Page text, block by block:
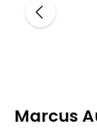
Marcus